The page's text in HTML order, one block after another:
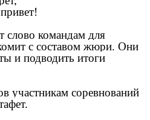
слово командам для
с составом жюри. Они
и подводить итоги
участникам соревнований